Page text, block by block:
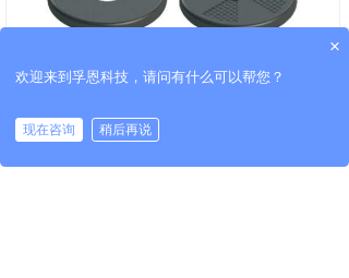
HT712 耐高温15693高
×
欢迎来到孚恩科技，请问有什么可以帮您？
现在咨询 稍后再说